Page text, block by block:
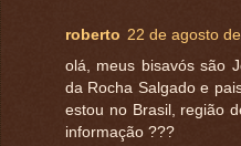
roberto 22 de agosto
olá, meus bisavós são
da Rocha Salgado e
estou no Brasil, região
informação ???